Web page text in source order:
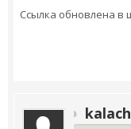
Ссылка обновлена в